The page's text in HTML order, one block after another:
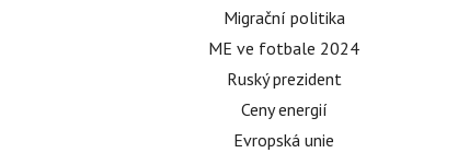
Migrační politika
ME ve fotbale 2024
Ruský prezident
Ceny energií
Evropská unie